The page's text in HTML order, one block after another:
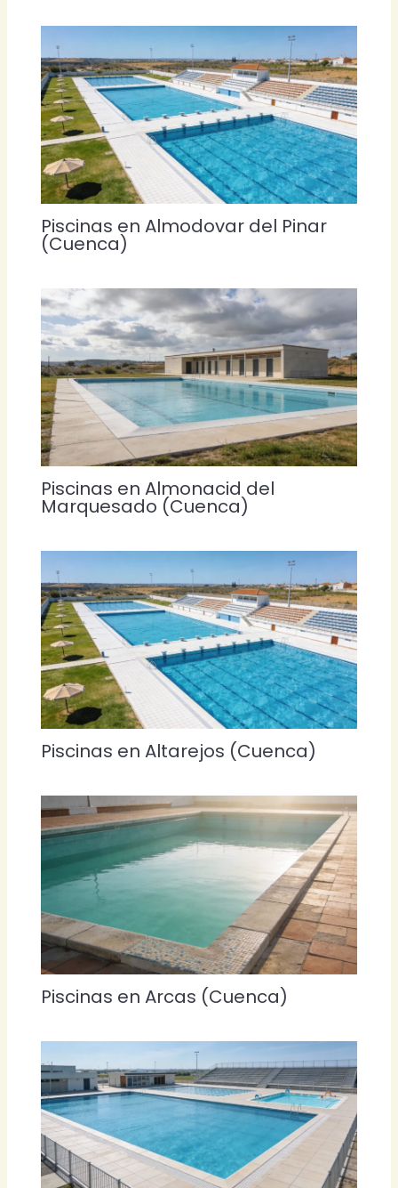
Piscinas en Almodovar del Pinar
(Cuenca)
Piscinas en Almonacid del
Marquesado (Cuenca)
Piscinas en Altarejos (Cuenca)
Piscinas en Arcas (Cuenca)